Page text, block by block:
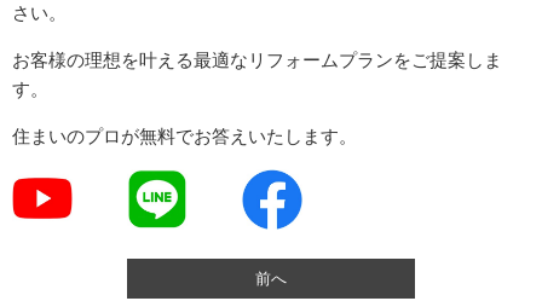
さい。
お客様の理想を叶える最適なリフォームプランをご提案しま
す。
住まいのプロが無料でお答えいたします。
前へ